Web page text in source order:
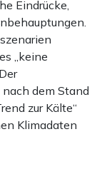
Eindrücke,
„keine
dem Stand
zur Kälte“
Klimadaten